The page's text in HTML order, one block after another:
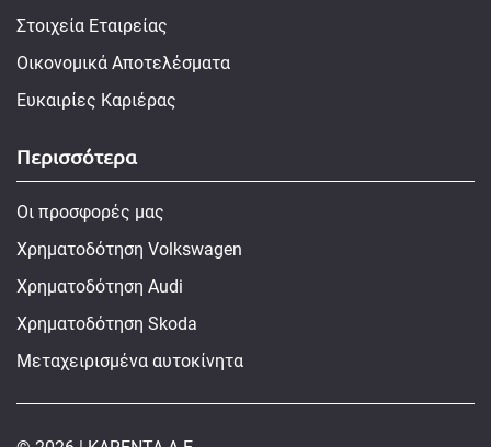
Στοιχεία Εταιρείας
Οικονομικά Αποτελέσματα
Ευκαιρίες Καριέρας
Περισσότερα
Οι προσφορές μας
Χρηματοδότηση Volkswagen
Χρηματοδότηση Audi
Χρηματοδότηση Skoda
Μεταχειρισμένα αυτοκίνητα